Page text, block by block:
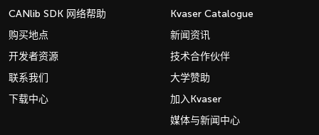
CANlib SDK 网络帮助
购买地点
开发者资源
联系我们
下载中心
Kvaser Catalogue
新闻资讯
技术合作伙伴
大学赞助
加入Kvaser
媒体与新闻中心